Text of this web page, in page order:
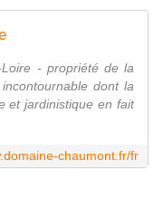
- propriété de la
dont la
et jardinistique en fait
chaumont.fr/fr